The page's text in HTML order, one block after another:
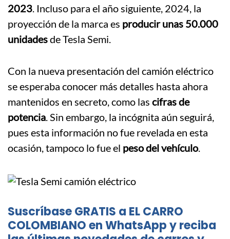
2023. Incluso para el año siguiente, 2024, la
proyección de la marca es producir unas 50.000
unidadesde Tesla Semi.
Con la nueva presentación del camión eléctrico
se esperaba conocer más detalles hasta ahora
mantenidos en secreto, como las cifras de
potencia. Sin embargo, la incógnita aún seguirá,
pues esta información no fue revelada en esta
ocasión, tampoco lo fue el peso del vehículo.
Suscríbase GRATIS a EL CARRO
COLOMBIANO en WhatsApp y reciba